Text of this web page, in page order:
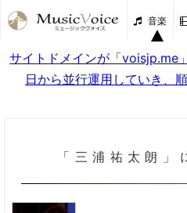
音楽
サイトドメインが「voisjp.me
日から並行運用していき、
「三浦祐太朗」